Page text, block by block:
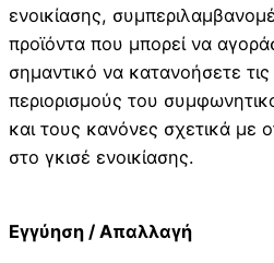
ενοικίασης,
προϊόντα που μπορεί να
σημαντικό να κατανοήσετε τις
περιορισμούς του
και τους κανόνες σχετικά με
στο γκισέ ενοικίασης.
Εγγύηση / Απαλλαγή